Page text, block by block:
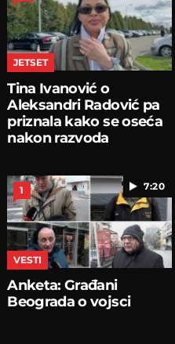
JETSET
Tina Ivanović o
Aleksandri Radović pa
priznala kako se oseća
nakon razvoda
7:20
1
VESTI
Anketa: Građani
Beograda o vojsci